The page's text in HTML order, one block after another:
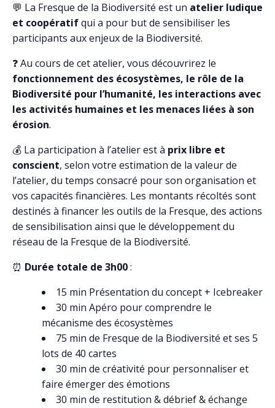
💬 La Fresque de la Biodiversité est un atelier ludique
et coopératifqui a pour but de sensibiliser les
participants aux enjeux de la Biodiversité.
❓ Au cours de cet atelier, vous découvrirez le
fonctionnement des écosystèmes, le rôle de la
Biodiversité pour l’humanité, les interactions avec
les activités humaines et les menaces liées à son
érosion.
💰 La participation à l’atelier est à prix libre et
conscient, selon votre estimation de la valeur de
l’atelier, du temps consacré pour son organisation et
vos capacités financières. Les montants récoltés sont
destinés à financer les outils de la Fresque, des actions
de sensibilisation ainsi que le développement du
réseau de la Fresque de la Biodiversité.
⏰ Durée totale de 3h00:
15 min Présentation du concept + Icebreaker
30 min Apéro pour comprendre le
mécanisme des écosystèmes
75 min de Fresque de la Biodiversité et ses 5
lots de 40 cartes
30 min de créativité pour personnaliser et
faire émerger des émotions
30 min de restitution & débrief & échange